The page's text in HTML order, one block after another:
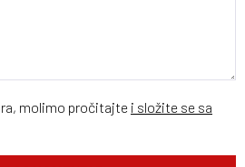
molimo pročitajte i složite se sa